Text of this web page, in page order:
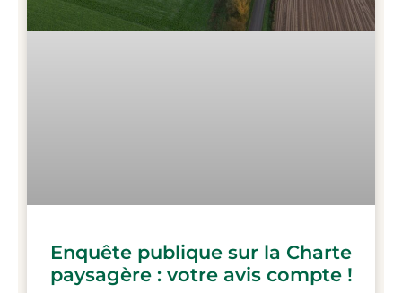
Enquête publique sur la Charte
paysagère : votre avis compte !